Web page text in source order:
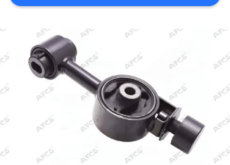
একটি
উদ্ধৃতি
অনুরোধ
ম্যাপ